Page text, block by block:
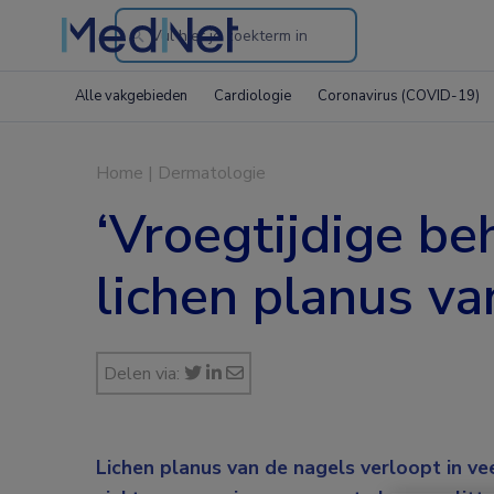
Search
the
Alle vakgebieden Cardiologie Coronavirus (COVID-19)
Home | Dermatologie
‘Vroegtijdige
lichen planus
Delen via:
Lichen planus van de nagels verloopt in